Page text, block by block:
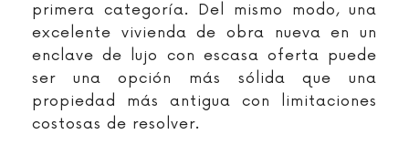
primera categoría. Del mismo modo, una
excelente vivienda de obra nueva en un
enclave de lujo con escasa oferta puede
ser una opción más sólida que una
propiedad más antigua con limitaciones
costosas de resolver.